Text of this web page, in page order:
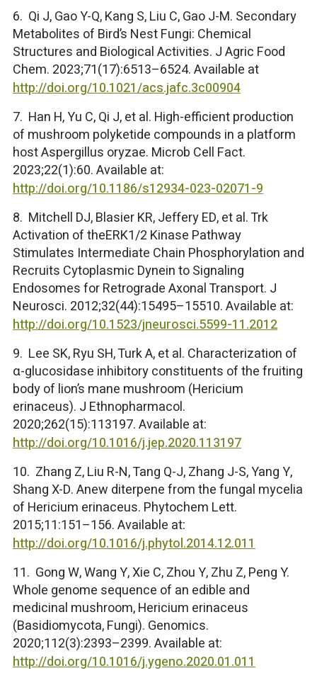
6. Qi J, Gao Y-Q, Kang S, Liu C, Gao J-M. Secondary
Metabolites of Bird’s Nest Fungi: Chemical
Structures and Biological Activities. J Agric Food
Chem. 2023;71(17):6513–6524. Available at
http://doi.org/10.1021/acs.jafc.3c00904
7. Han H, Yu C, Qi J, et al. High-efficient production
of mushroom polyketide compounds in a platform
host Aspergillus oryzae. Microb Cell Fact.
2023;22(1):60. Available at:
http://doi.org/10.1186/s12934-023-02071-9
8. Mitchell DJ, Blasier KR, Jeffery ED, et al. Trk
Activation of theERK1/2 Kinase Pathway
Stimulates Intermediate Chain Phosphorylation and
Recruits Cytoplasmic Dynein to Signaling
Endosomes for Retrograde Axonal Transport. J
Neurosci. 2012;32(44):15495–15510. Available at:
http://doi.org/10.1523/jneurosci.5599-11.2012
9. Lee SK, Ryu SH, Turk A, et al. Characterization of
α-glucosidase inhibitory constituents of the fruiting
body of lion’s mane mushroom (Hericium
erinaceus). J Ethnopharmacol.
2020;262(15):113197. Available at:
http://doi.org/10.1016/j.jep.2020.113197
10. Zhang Z, Liu R-N, Tang Q-J, Zhang J-S, Yang Y,
Shang X-D. Anew diterpene from the fungal mycelia
of Hericium erinaceus. Phytochem Lett.
2015;11:151–156. Available at:
http://doi.org/10.1016/j.phytol.2014.12.011
11. Gong W, Wang Y, Xie C, Zhou Y, Zhu Z, Peng Y.
Whole genome sequence of an edible and
medicinal mushroom, Hericium erinaceus
(Basidiomycota, Fungi). Genomics.
2020;112(3):2393–2399. Available at:
http://doi.org/10.1016/j.ygeno.2020.01.011